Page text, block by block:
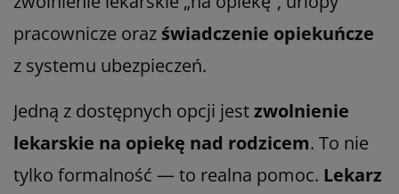
pracownicze oraz świadczenie opiekuńcze
z systemu ubezpieczeń.
Jedną z dostępnych opcji jestzwolnienie
lekarskie na opiekę nad rodzicem. To nie
tylko formalność — to realna pomoc. Lekarz